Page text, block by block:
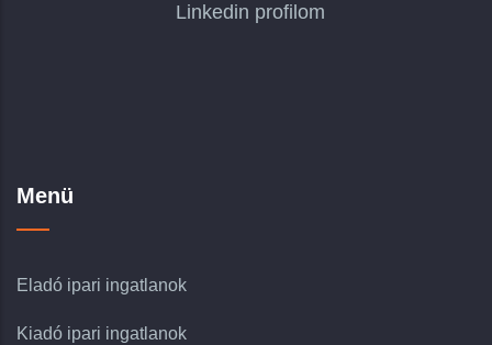
Linkedin profilom
Menü
Eladó ipari ingatlanok
Kiadó ipari ingatlanok